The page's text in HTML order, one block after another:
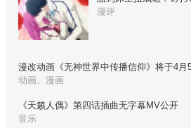
漫评
漫改动画《无神世界中传播信仰》将于4月
动画、漫画
《天籁人偶》第四话插曲无字幕MV公开
音乐